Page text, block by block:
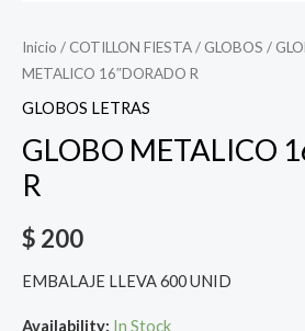
Inicio / COTILLON FIESTA/ GLOBOS /
METALICO 16″DORADO R
GLOBOS LETRAS
GLOBO METALICO
R
$ 200
EMBALAJE LLEVA 600 UNID
Availability: In Stock